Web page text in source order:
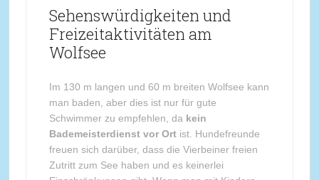
Sehenswürdigkeiten und
Freizeitaktivitäten am
Wolfsee
Im 130 m langen und 60 m breiten Wolfsee kann
man baden, aber dies ist nur für gute
Schwimmer zu empfehlen, da kein
Bademeisterdienst vor Ortist. Hundefreunde
freuen sich darüber, dass die Vierbeiner freien
Zutritt zum See haben und es keinerlei